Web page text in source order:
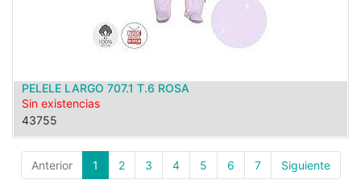
PELELE LARGO 707.1 T.6 ROSA
Sin existencias
43755
Anterior 1 2 3 4 5 6 7 Siguiente